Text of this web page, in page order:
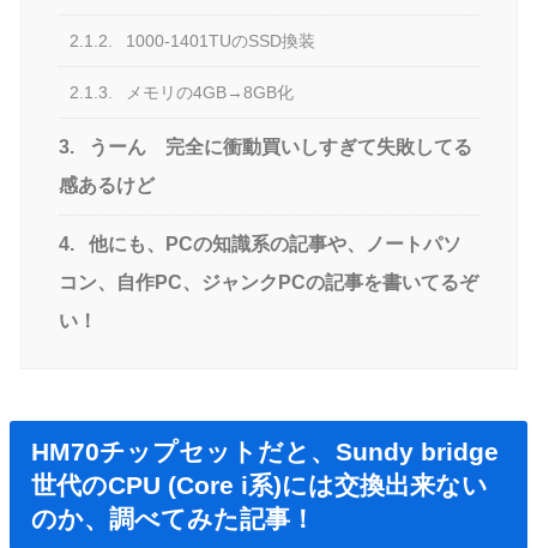
2.1.2. 1000-1401TUのSSD換装
2.1.3. メモリの4GB→8GB化
3.
うーん 完全に衝動買いしすぎて失敗してる
感あるけど
4.
他にも、PCの知識系の記事や、ノートパソ
コン、自作PC、ジャンクPCの記事を書いてるぞ
い！
HM70チップセットだと、Sundy bridge
世代のCPU (Core i系)には交換出来ない
のか、調べてみた記事！